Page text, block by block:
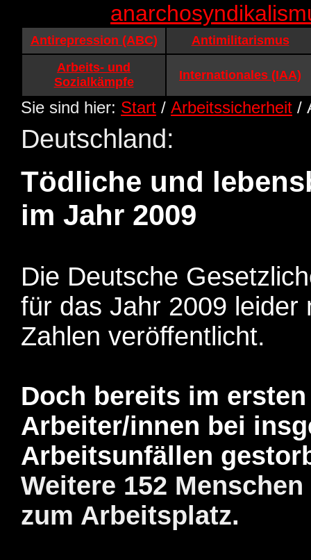
Antirepression (ABC)
Antimilitarismus
Arbeits- und
Sozialkämpfe
Internationales (IAA)
Sie sind hier: Start / Arbeitssicherheit /
Deutschland:
Tödliche und
im Jahr 2009
Die Deutsche
für das Jahr 2009 leider
Zahlen veröffentlicht.
Doch bereits im
Arbeiter/innen bei
Arbeitsunfällen
Weitere 152
zum Arbeitsplatz.